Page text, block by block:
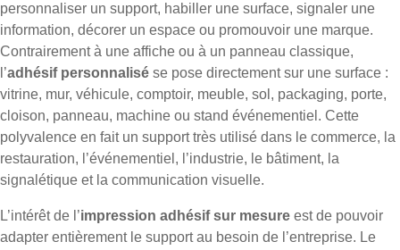
personnaliser un support, habiller une surface, signaler une
information, décorer un espace ou promouvoir une marque.
Contrairement à une affiche ou à un panneau classique,
l’adhésif personnalisé se pose directement sur une surface :
vitrine, mur, véhicule, comptoir, meuble, sol, packaging, porte,
cloison, panneau, machine ou stand événementiel. Cette
polyvalence en fait un support très utilisé dans le commerce, la
restauration, l’événementiel, l’industrie, le bâtiment, la
signalétique et la communication visuelle.
L’intérêt de l’impression adhésif sur mesure est de pouvoir
adapter entièrement le support au besoin de l’entreprise. Le